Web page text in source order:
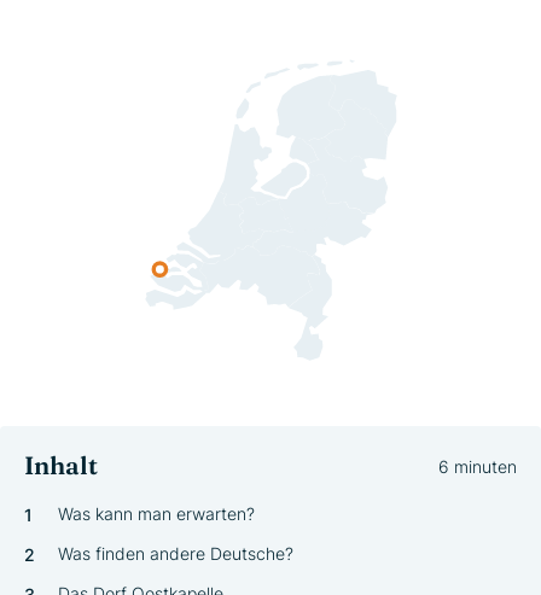
6 minuten
Inhalt
Was kann man erwarten?
Was finden andere Deutsche?